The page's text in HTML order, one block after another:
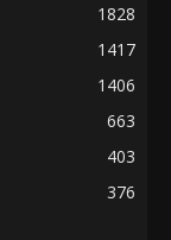
1828
1417
1406
663
403
376